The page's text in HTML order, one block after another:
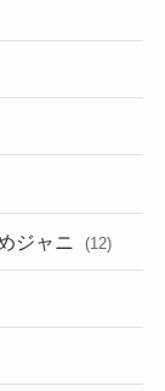
ジャニ (12)